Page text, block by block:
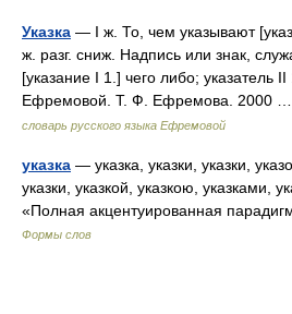
Указка — I ж. То, чем указывают
ж. разг. сниж. Надпись или знак,
[указание I 1.] чего либо; указатель
Ефремовой. Т. Ф. Ефремова. 2000
словарь русского языка Ефремовой
указка — указка, указки, указки,
указки, указкой, указкою, указками,
«Полная акцентуированная
Формы слов